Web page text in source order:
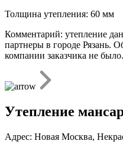
Толщина утепления: 60 мм
Комментарий: утепление
партнеры в городе Рязань.
компании заказчика не было.
Утепление
Адрес: Новая Москва,